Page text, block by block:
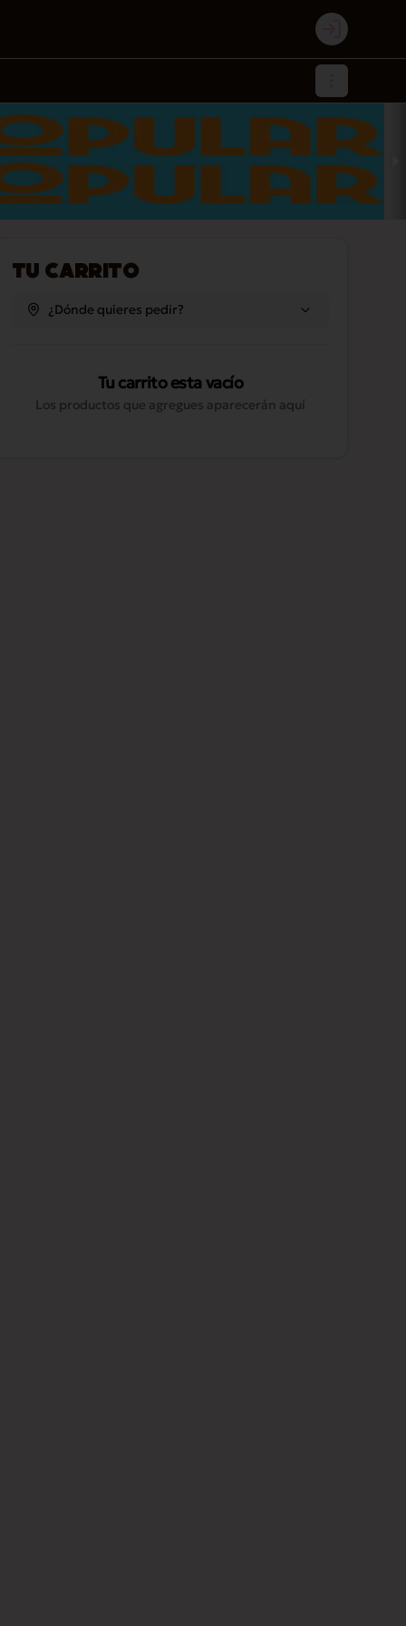
Login
Tu Carrito
¿Dónde quieres pedir?
Tu carrito esta vacío
Los productos que agregues aparecerán aquí